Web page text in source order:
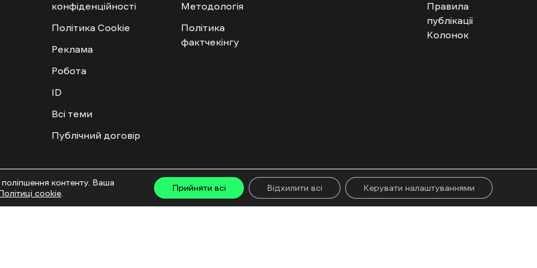
конфіденційності
Політика Cookie
Реклама
Робота
ID
Всі теми
Публічний договір
Методологія
Політика
фактчекінгу
Правила
публікації
Колонок
та інтегрованих продуктів дозволяється за умови отримання схвалення від редакції.
ГО «Ґвара Медіа», 61057, Харків, вул. Гоголя, 14, абонентська скринька №7400
контенту. Ваша
Політиці cookie
Прийняти всі Відхилити всі Керувати налаштуваннями